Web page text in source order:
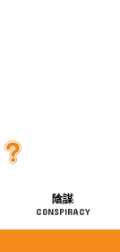
陰謀
CONSPIRACY